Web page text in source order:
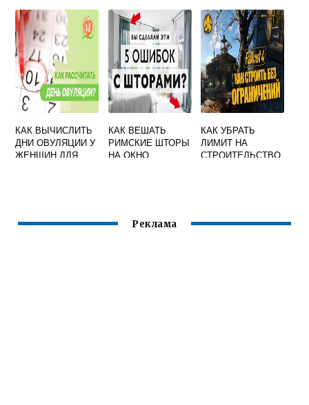
КАК ВЫЧИСЛИТЬ
ДНИ ОВУЛЯЦИИ У
ЖЕНЩИН ДЛЯ
КАК ВЕШАТЬ
РИМСКИЕ ШТОРЫ
НА ОКНО
КАК УБРАТЬ
ЛИМИТ НА
СТРОИТЕЛЬСТВО
Реклама